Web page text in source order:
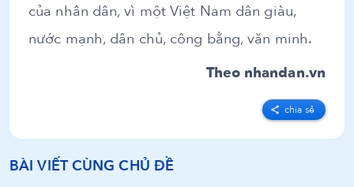
của nhân dân, vì một Việt Nam dân giàu,
nước mạnh, dân chủ, công bằng, văn minh.
Theo nhandan.vn
chia sẻ
BÀI VIẾT CÙNG CHỦ ĐỀ